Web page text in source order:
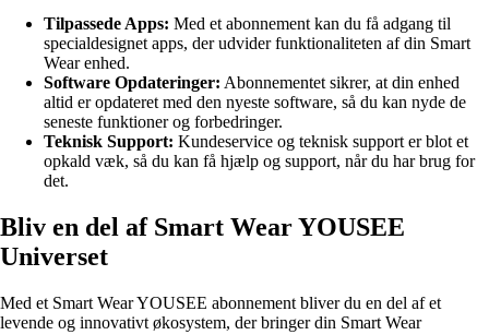
Tilpassede Apps: Med et abonnement kan du få adgang til
specialdesignet apps, der udvider funktionaliteten af din Smart
Wear enhed.
Software Opdateringer: Abonnementet sikrer, at din enhed
altid er opdateret med den nyeste software, så du kan nyde de
seneste funktioner og forbedringer.
Teknisk Support: Kundeservice og teknisk support er blot et
opkald væk, så du kan få hjælp og support, når du har brug for
det.
Bliv en del af Smart Wear YOUSEE
Universet
Med et Smart Wear YOUSEE abonnement bliver du en del af et
levende og innovativt økosystem, der bringer din Smart Wear